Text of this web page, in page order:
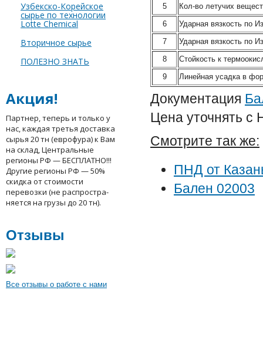
Узбекско-Корейское
сырье по технологии
Lotte Chemical
Втoричное сырье
ПОЛЕЗНО ЗНАТЬ
Акция!
Партнер, теперь и только у
нас, каждая третья доставка
сырья 20 тн (еврофура) к Вам
на склад, Центральные
регионы РФ — БЕСПЛАТНО!!!
Другие регионы РФ — 50%
скидка от стоимости
перевозки (не распростра-
няется на грузы до 20 тн).
Отзывы
Все отзывы о работе с нами
5
Кол-во летучих
6
Ударная вязкость по
7
Ударная вязкость по
8
Стойкость к
9
Линейная усадка в
Документация
Цена уточнять с
Смотрите так же:
ПHД от
Балeн 02003